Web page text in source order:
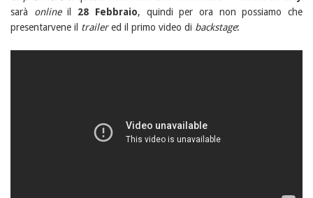
sarà onlineil 28 Febbraio, quindi per ora non possiamo che
presentarvene il trailered il primo video di backstage: